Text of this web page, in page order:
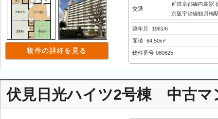
物件の詳細を見る
交通
近鉄京都線向島駅
京阪宇治線観月橋
築年月 1981/6
面積 64.50m²
物件番号 080625
伏見日光ハイツ2号棟 中古マ